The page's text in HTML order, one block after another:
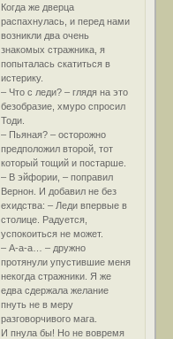
Когда же дверца
распахнулась, и перед нами
возникли два очень
знакомых стражника, я
попыталась скатиться в
истерику.
– Что с леди? – глядя на это
безобразие, хмуро спросил
Тоди.
– Пьяная? – осторожно
предположил второй, тот
который тощий и постарше.
– В эйфории, – поправил
Вернон. И добавил не без
ехидства: – Леди впервые в
столице. Радуется,
успокоиться не может.
– А-а-а… – дружно
протянули упустившие меня
некогда стражники. Я же
едва сдержала желание
пнуть не в меру
разговорчивого мага.
И пнула бы! Но не вовремя